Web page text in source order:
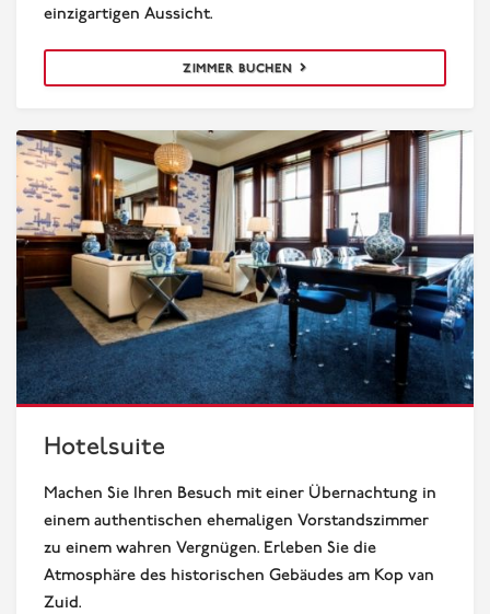
einzigartigen Aussicht.
ZIMMER BUCHEN
Hotelsuite
Machen Sie Ihren Besuch mit einer Übernachtung in
einem authentischen ehemaligen Vorstandszimmer
zu einem wahren Vergnügen. Erleben Sie die
Atmosphäre des historischen Gebäudes am Kop van
Zuid.